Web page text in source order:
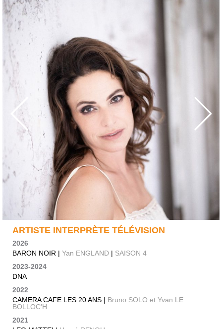
ARTISTE INTERPRÈTE TÉLÉVISION
2026
BARON NOIR | Yan ENGLAND | SAISON 4
2023-2024
DNA
2022
CAMERA CAFE LES 20 ANS | Bruno SOLO et Yvan LE
BOLLOC'H
2021